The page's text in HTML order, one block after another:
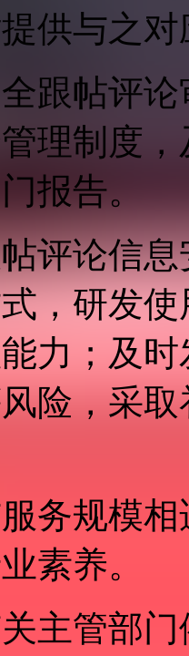
供与之
全跟帖评
理制度
报告。
评论信
，研发
力；及
险，采
服务规模
素养。
关主管部